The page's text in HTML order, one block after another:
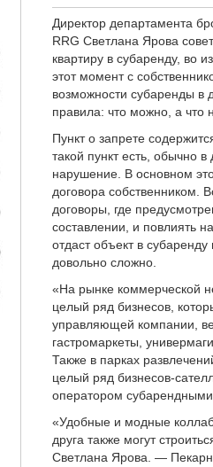
Директор департамента
RRG Светлана Ярова
квартиру в субаренду, во
этот момент с
возможности субаренды в
правила: что можно, а что
Пункт о запрете
такой пункт есть, обычно
нарушение. В основном
договора собственником.
договоры, где
составлении, и повлиять
отдаст объект в
довольно сложно.
«На рынке коммерческой
целый ряд бизнесов,
управляющей компании,
гастромаркеты,
Также в парках
целый ряд бизнесов-
оператором
«Удобные и модные
друга также могут
Светлана Ярова. —